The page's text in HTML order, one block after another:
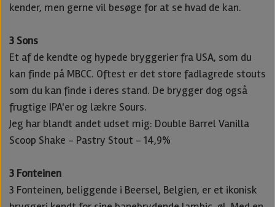
kender, men gerne vil besøge for at se hvad de kan.
3 Sons
Et af de kendte og hypede bryggerier fra USA, som du
kan finde på MBCC. Oftest er det store fadlagrede stouts
som du kan finde i deres stand. De brygger dog også
frugtige IPA'er og lækre Sours.
Jeg har blandt andet udset mig: Double Barrel Vanilla
Scoop Shake - Pastry Stout - 14,9%
3 Fonteinen
3 Fonteinen, beliggende i Beersel, Belgien, er et ikonisk